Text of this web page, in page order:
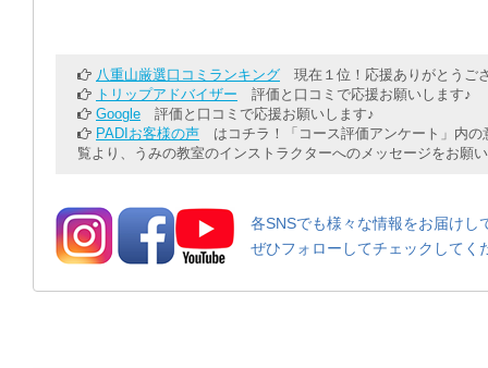
八重山厳選口コミランキング 現在１位！応援ありがとうご
トリップアドバイザー 評価と口コミで応援お願いします♪
Google 評価と口コミで応援お願いします♪
PADIお客様の声 はコチラ！「コース評価アンケート」内の
覧より、うみの教室のインストラクターへのメッセージをお願
各SNSでも様々な情報をお届けし
ぜひフォローしてチェックしてく